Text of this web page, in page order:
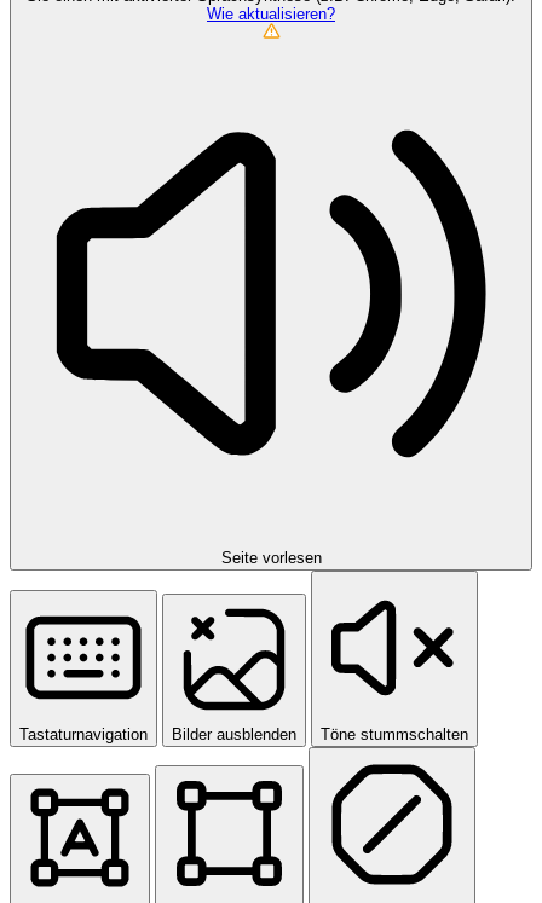
Wie aktualisieren?
Seite vorlesen
Tastaturnavigation Bilder ausblenden Töne stummschalten